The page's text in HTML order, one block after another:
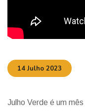
14 Julho 2023
Julho Verde é um